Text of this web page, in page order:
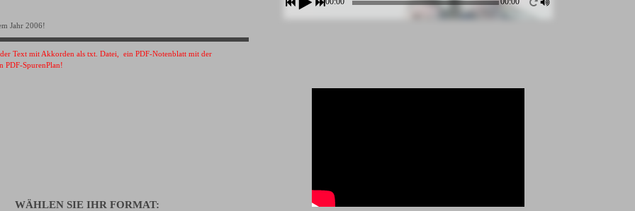
Jahr 2006!
Text mit Akkorden als txt. Datei, ein PDF-Notenblatt mit der
PDF-SpurenPlan!
WÄHLEN SIE IHR FORMAT: